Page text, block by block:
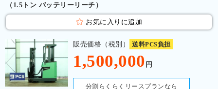
（1.5トン バッテリーリーチ）
お気に入りに追加
販売価格（税別） 送料PCS負担
1,500,000 円
分割らくらくリースプランなら